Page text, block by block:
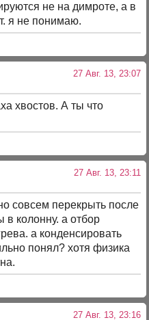
не на димроте, а в
я не понимаю.
27 Авг. 13, 23:07
хвостов. А ты что
27 Авг. 13, 23:11
совсем перекрыть после
в колонну. а отбор
а конденсировать
понял? хотя физика
27 Авг. 13, 23:16